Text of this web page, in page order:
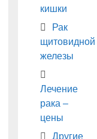
кишки
Рак
щитовидной
железы
Лечение
рака –
цены
Другие